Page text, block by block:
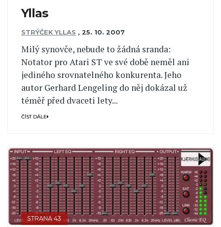
Yllas
STRÝČEK YLLAS , 25. 10. 2007
Milý synovče, nebude to žádná sranda:
Notator pro Atari ST ve své době neměl ani
jediného srovnatelného konkurenta. Jeho
autor Gerhard Lengeling do něj dokázal už
téměř před dvaceti lety...
ČÍST DÁLE
STRANA 43